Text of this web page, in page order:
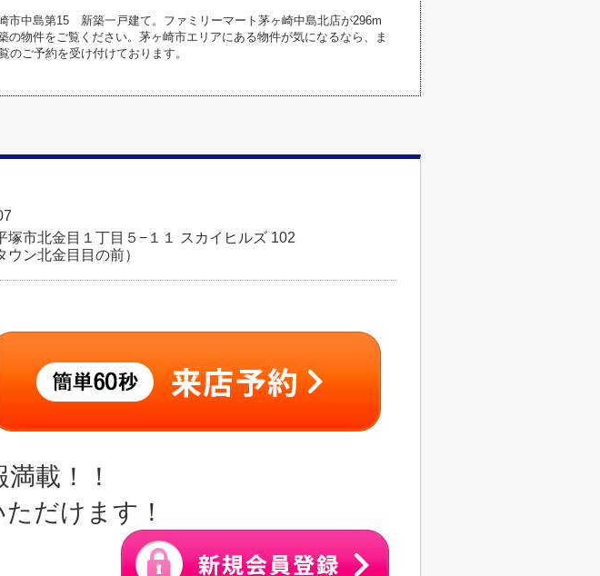
市中島第15 新築一戸建て。ファミリーマート茅ヶ崎中島北店が296m
物件をご覧ください。茅ヶ崎市エリアにある物件が気になるなら、ま
ご予約を受け付けております。
塚市北金目１丁目５−１１ スカイヒルズ 102
ウン北金目目の前）
載！！
だけます！